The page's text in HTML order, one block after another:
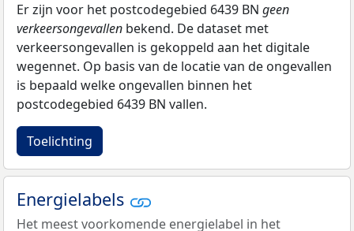
Er zijn voor het postcodegebied 6439 BN geen
verkeersongevallen bekend. De dataset met
verkeersongevallen is gekoppeld aan het digitale
wegennet. Op basis van de locatie van de ongevallen
is bepaald welke ongevallen binnen het
postcodegebied 6439 BN vallen.
Toelichting
Energielabels
Het meest voorkomende energielabel in het